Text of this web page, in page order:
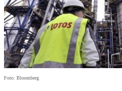
Foto: Bloomberg